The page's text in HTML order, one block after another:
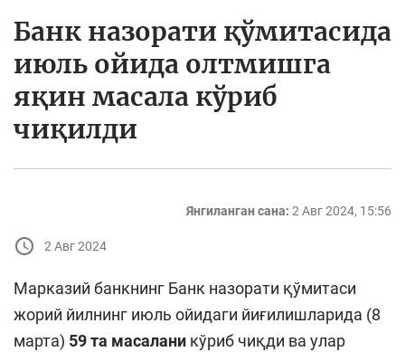
Банк назорати қўмитасида
июль ойида олтмишга
яқин масала кўриб
чиқилди
Янгиланган сана: 2 Авг 2024, 15:56
2 Авг 2024
Марказий банкнинг Банк назорати қўмитаси
жорий йилнинг июль ойидаги йиғилишларида (8
марта) 59 та масалани кўриб чиқди ва улар